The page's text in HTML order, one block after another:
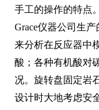
手工的操作的特点。
Grace仪器公司生产
来分析在反应器中
酸；各种有机酸对
况。旋转盘固定岩
设计时大地考虑安